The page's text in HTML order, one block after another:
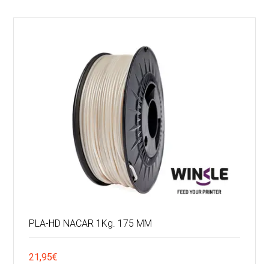
PLA-HD NACAR 1Kg. 175 MM
21,95€